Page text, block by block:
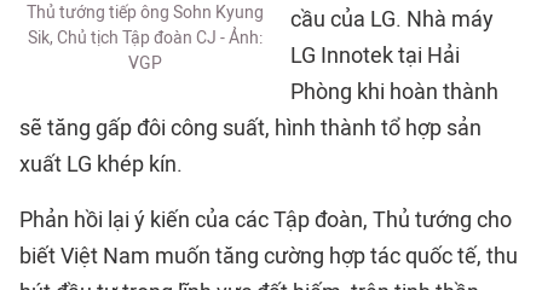
Thủ tướng tiếp ông Sohn Kyung
Sik, Chủ tịch Tập đoàn CJ - Ảnh:
VGP
cầu của LG. Nhà máy
LG Innotek tại Hải
Phòng khi hoàn thành
sẽ tăng gấp đôi công suất, hình thành tổ hợp sản
xuất LG khép kín.
Phản hồi lại ý kiến của các Tập đoàn, Thủ tướng cho
biết Việt Nam muốn tăng cường hợp tác quốc tế, thu